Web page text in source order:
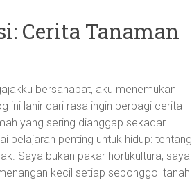
Cerita Tanaman
bersahabat, aku menemukan
ini lahir dari rasa ingin berbagi cerita
yang sering dianggap sekadar
pelajaran penting untuk hidup: tentang
Saya bukan pakar hortikultura; saya
kecil setiap seponggol tanah